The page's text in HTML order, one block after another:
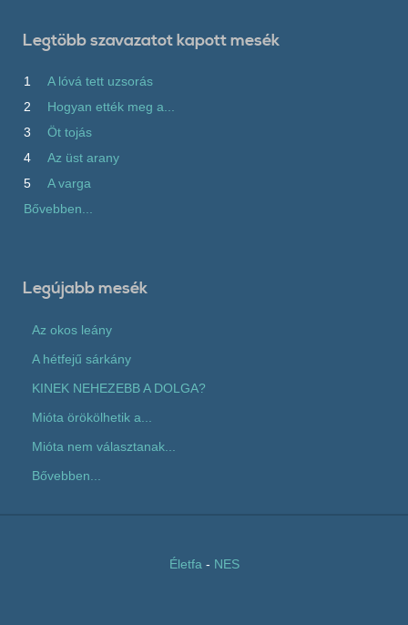
Legtöbb szavazatot kapott mesék
1
A lóvá tett uzsorás
2
Hogyan ették meg a...
3
Öt tojás
4
Az üst arany
5
A varga
Bővebben...
Legújabb mesék
Az okos leány
A hétfejű sárkány
KINEK NEHEZEBB A DOLGA?
Mióta örökölhetik a...
Mióta nem választanak...
Bővebben...
Életfa - NES